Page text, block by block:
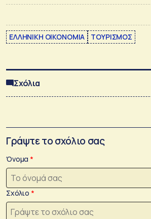
ΕΛΛΗΝΙΚΗ ΟΙΚΟΝΟΜΙΑ ΤΟΥΡΙΣΜΟΣ
Σχόλια
Γράψτε το σχόλιο σας
Όνομα
Σχόλιο